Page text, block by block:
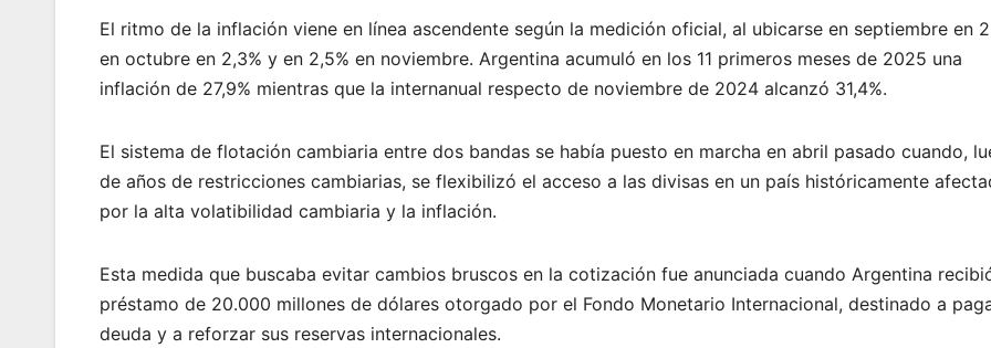
El ritmo de la inflación viene en línea ascendente según la medición oficial, al ubicarse en septiembre en
en octubre en 2,3% y en 2,5% en noviembre. Argentina acumuló en los 11 primeros meses de 2025 una
inflación de 27,9% mientras que la internanual respecto de noviembre de 2024 alcanzó 31,4%.
El sistema de flotación cambiaria entre dos bandas se había puesto en marcha en abril pasado cuando,
de años de restricciones cambiarias, se flexibilizó el acceso a las divisas en un país históricamente
por la alta volatibilidad cambiaria y la inflación.
Esta medida que buscaba evitar cambios bruscos en la cotización fue anunciada cuando Argentina
préstamo de 20.000 millones de dólares otorgado por el Fondo Monetario Internacional, destinado a
deuda y a reforzar sus reservas internacionales.